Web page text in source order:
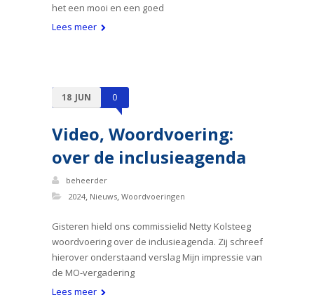
het een mooi en een goed
Lees meer
18 JUN 0
Video, Woordvoering:
over de inclusieagenda
beheerder
2024, Nieuws, Woordvoeringen
Gisteren hield ons commissielid Netty Kolsteeg
woordvoering over de inclusieagenda. Zij schreef
hierover onderstaand verslag Mijn impressie van
de MO-vergadering
Lees meer